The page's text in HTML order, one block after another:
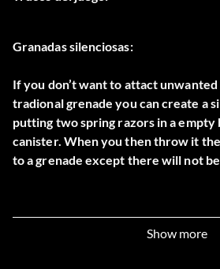
Granadas silenciosas:
If you don’t want to attact
tradional grenade you can create a
putting two spring razors in a
canister. When you then throw it
to a grenade except there will not
Show more